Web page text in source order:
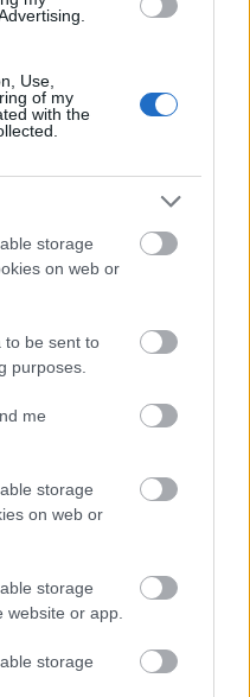
Use,
of my
with the
storage
on web or
to be sent to
purposes.
me
storage
on web or
storage
website or app.
storage